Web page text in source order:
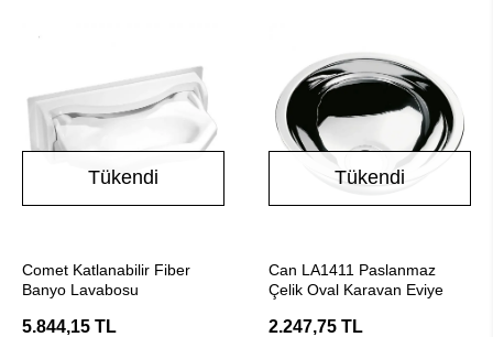
Tükendi
Comet Katlanabilir Fiber
Banyo Lavabosu
5.844,15 TL
Tükendi
Can LA1411 Paslanmaz
Çelik Oval Karavan Eviye
2.247,75 TL